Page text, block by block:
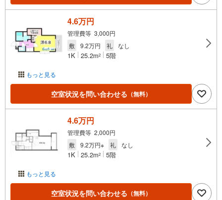
もっと見る
4.6万円
管理費等 3,000円
敷
9.2万円 礼 なし
1K 25.2m2 5階
空室状況を問い合わせる （無料）
もっと見る
4.6万円
管理費等 2,000円
敷
9.2万円※ 礼 なし
1K 25.2m2 5階
空室状況を問い合わせる （無料）